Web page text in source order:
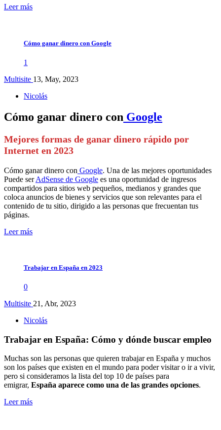
Leer más
Cómo ganar dinero con Google
1
Multisite 13, May, 2023
Nicolás
Cómo ganar dinero con Google
Mejores formas de ganar dinero rápido por
Internet en 2023
Cómo ganar dinero con Google. Una de las mejores oportunidades
Puede serAdSense de Google es una oportunidad de ingresos
compartidos para sitios web pequeños, medianos y grandes que
coloca anuncios de bienes y servicios que son relevantes para el
contenido de tu sitio, dirigido a las personas que frecuentan tus
páginas.
Leer más
Trabajar en España en 2023
0
Multisite 21, Abr, 2023
Nicolás
Trabajar en España: Cómo y dónde buscar empleo
Muchas son las personas que quieren trabajar en España y muchos
son los países que existen en el mundo para poder visitar o ir a vivir,
pero si consideramos la lista del top 10 de países para
emigrar, España aparece como una de las grandes opciones.
Leer más